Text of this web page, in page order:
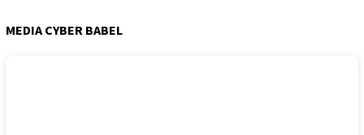
MEDIA CYBER BABEL